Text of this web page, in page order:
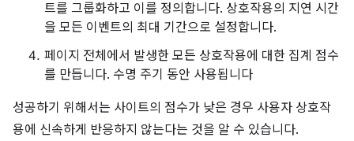
트를 그룹화하고 이를 정의합니다. 상호작용의 지연 시간
을 모든 이벤트의 최대 기간으로 설정합니다.
페이지 전체에서 발생한 모든 상호작용에 대한 집계 점수
를 만듭니다. 수명 주기 동안 사용됩니다
성공하기 위해서는 사이트의 점수가 낮은 경우 사용자 상호작
용에 신속하게 반응하지 않는다는 것을 알 수 있습니다.